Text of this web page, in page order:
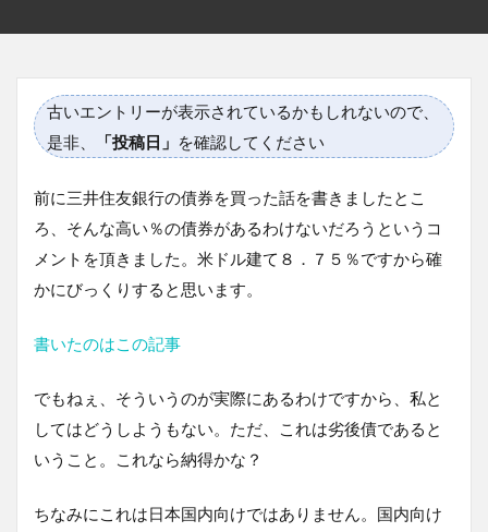
古いエントリーが表示されているかもしれないので、
是非、
「投稿日」 を確認してください
前に三井住友銀行の債券を買った話を書きましたとこ
ろ、そんな高い％の債券があるわけないだろうというコ
メントを頂きました。米ドル建て８．７５％ですから確
かにびっくりすると思います。
書いたのはこの記事
でもねぇ、そういうのが実際にあるわけですから、私と
してはどうしようもない。ただ、これは劣後債であると
いうこと。これなら納得かな？
ちなみにこれは日本国内向けではありません。国内向け